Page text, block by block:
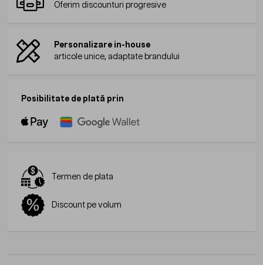
Oferim discounturi progresive
Personalizare in-house
articole unice, adaptate brandului
Posibilitate de plată prin
Termen de plata
Discount pe volum